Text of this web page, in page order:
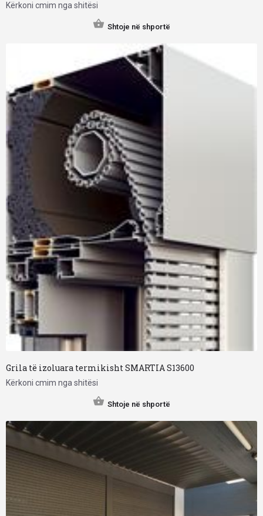
Kërkoni cmim nga shitësi
Shtoje në shportë
Grila të izoluara termikisht SMARTIA S13600
Kërkoni cmim nga shitësi
Shtoje në shportë